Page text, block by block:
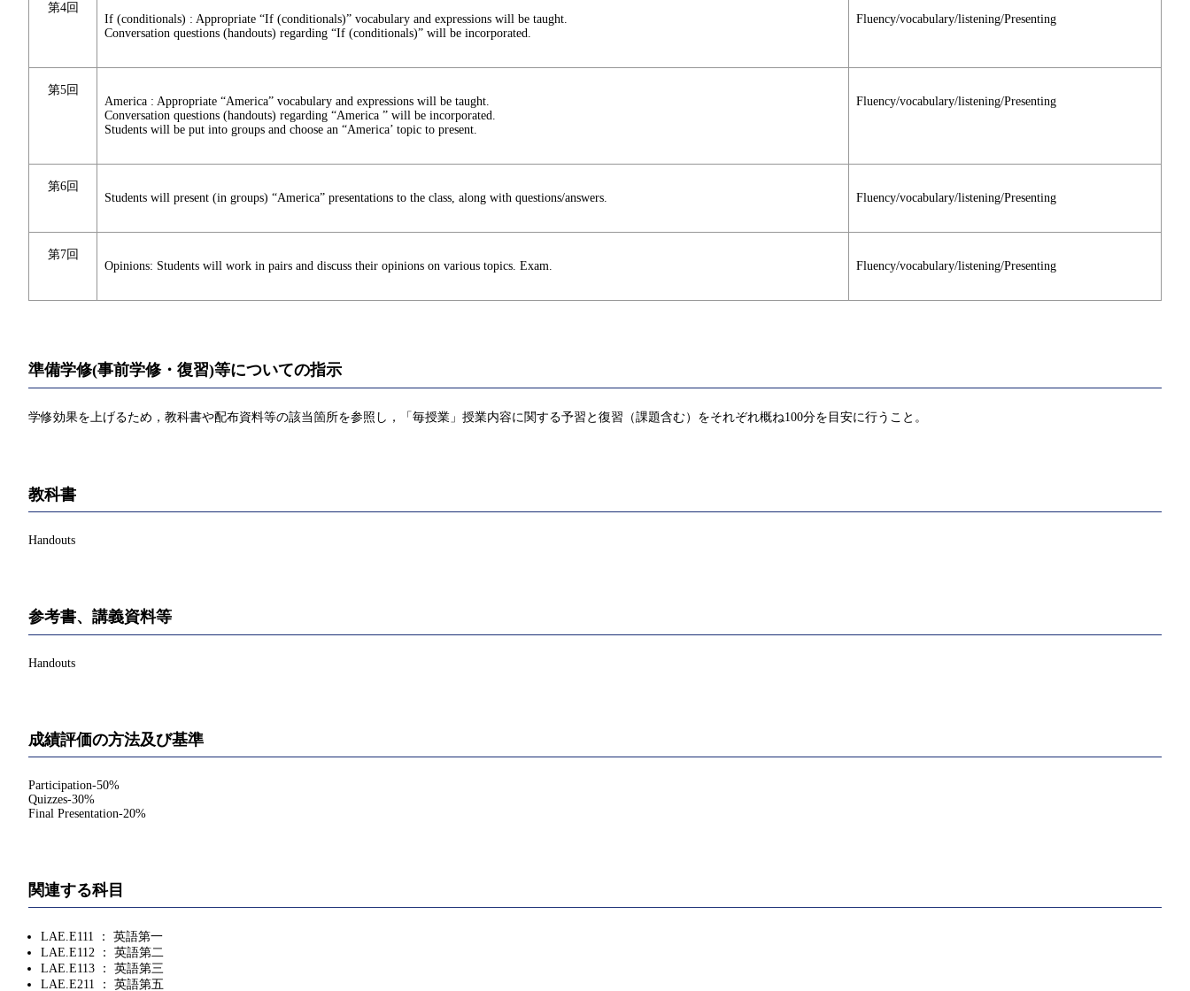
第4回
If (conditionals) : Appropriate “If (conditionals)” vocabulary and expressions will be taught.
Conversation questions (handouts) regarding “If (conditionals)” will be incorporated.
Fluency/vocabulary/listening/Presenting
第5回
America : Appropriate “America” vocabulary and expressions will be taught.
Conversation questions (handouts) regarding “America ” will be incorporated.
Students will be put into groups and choose an “America’ topic to present.
Fluency/vocabulary/listening/Presenting
第6回
Students will present (in groups) “America” presentations to the class, along with questions/answers.
Fluency/vocabulary/listening/Presenting
第7回
Opinions: Students will work in pairs and discuss their opinions on various topics. Exam.
Fluency/vocabulary/listening/Presenting
準備学修(事前学修・復習)等についての指示
学修効果を上げるため，教科書や配布資料等の該当箇所を参照し，「毎授業」授業内容に関する予習と復習（課題含む）をそれぞれ概ね100分を目安に行うこと。
教科書
Handouts
参考書、講義資料等
Handouts
成績評価の方法及び基準
Participation-50%
Quizzes-30%
Final Presentation-20%
関連する科目
LAE.E111 ： 英語第一
LAE.E112 ： 英語第二
LAE.E113 ： 英語第三
LAE.E211 ： 英語第五